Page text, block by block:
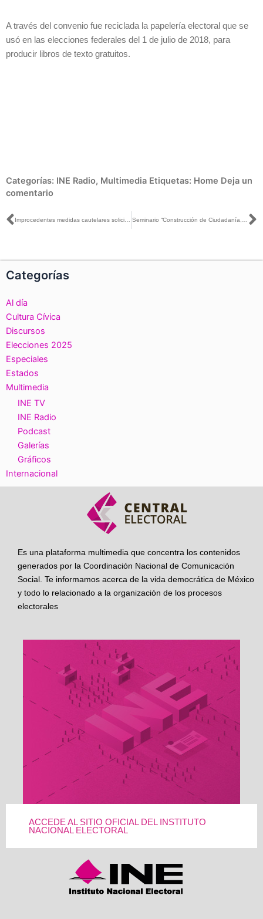
A través del convenio fue reciclada la papelería electoral que se
usó en las elecciones federales del 1 de julio de 2018, para
producir libros de texto gratuitos.
Categorías: INE Radio, Multimedia Etiquetas: Home Deja un
comentario
Ant
Categorías
Al día
Cultura Cívica
Discursos
Elecciones 2025
Especiales
Estados
Multimedia
INE TV
INE Radio
Podcast
Galerías
Gráficos
Internacional
Es una plataforma multimedia que concentra los contenidos
generados por la Coordinación Nacional de Comunicación
Social. Te informamos acerca de la vida democrática de México
y todo lo relacionado a la organización de los procesos
electorales
ACCEDE AL SITIO OFICIAL DEL INSTITUTO
NACIONAL ELECTORAL